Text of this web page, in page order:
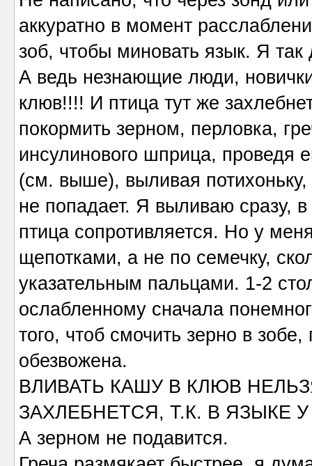
аккуратно в момент
зоб, чтобы миновать язык. Я
А ведь незнающие люди,
клюв!!!! И птица тут же
покормить зерном, перловка,
инсулинового шприца, проведя
(см. выше), выливая
не попадает. Я выливаю сразу, в
птица сопротивляется. Но у
щепотками, а не по семечку,
указательным пальцами. 1-2
ослабленному сначала
того, чтоб смочить зерно в
обезвожена.
ВЛИВАТЬ КАШУ В КЛЮВ
ЗАХЛЕБНЕТСЯ, Т.К. В ЯЗЫКЕ
А зерном не подавится.